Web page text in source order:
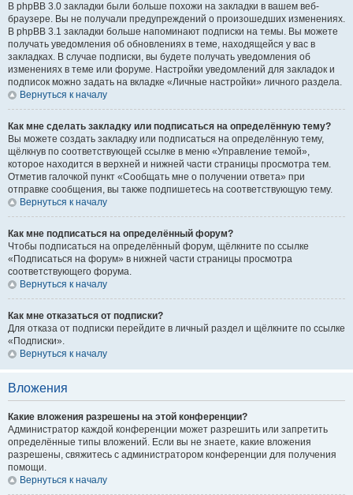
В phpBB 3.0 закладки были больше похожи на закладки в вашем веб-
браузере. Вы не получали предупреждений о произошедших изменениях.
В phpBB 3.1 закладки больше напоминают подписки на темы. Вы можете
получать уведомления об обновлениях в теме, находящейся у вас в
закладках. В случае подписки, вы будете получать уведомления об
изменениях в теме или форуме. Настройки уведомлений для закладок и
подписок можно задать на вкладке «Личные настройки» личного раздела.
Вернуться к началу
Как мне сделать закладку или подписаться на определённую тему?
Вы можете создать закладку или подписаться на определённую тему,
щёлкнув по соответствующей ссылке в меню «Управление темой»,
которое находится в верхней и нижней части страницы просмотра тем.
Отметив галочкой пункт «Сообщать мне о получении ответа» при
отправке сообщения, вы также подпишетесь на соответствующую тему.
Вернуться к началу
Как мне подписаться на определённый форум?
Чтобы подписаться на определённый форум, щёлкните по ссылке
«Подписаться на форум» в нижней части страницы просмотра
соответствующего форума.
Вернуться к началу
Как мне отказаться от подписки?
Для отказа от подписки перейдите в личный раздел и щёлкните по ссылке
«Подписки».
Вернуться к началу
Вложения
Какие вложения разрешены на этой конференции?
Администратор каждой конференции может разрешить или запретить
определённые типы вложений. Если вы не знаете, какие вложения
разрешены, свяжитесь с администратором конференции для получения
помощи.
Вернуться к началу